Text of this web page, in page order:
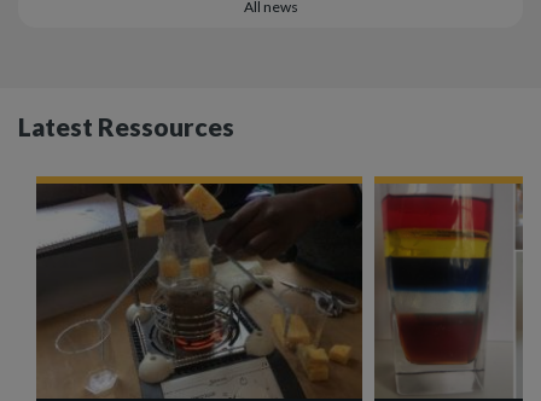
All news
Latest Ressources